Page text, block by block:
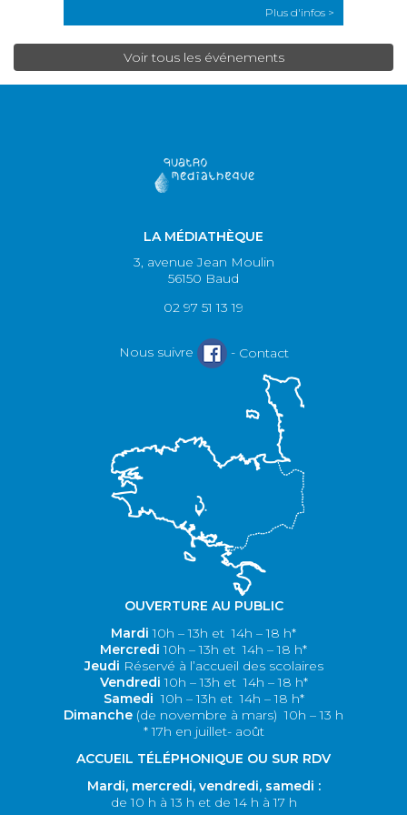
Plus d'infos >
Voir tous les événements
LA MÉDIATHÈQUE
3, avenue Jean Moulin
56150 Baud
02 97 51 13 19
Nous suivre - Contact
OUVERTURE AU PUBLIC
Mardi10h – 13h et 14h – 18 h*
Mercredi10h – 13h et 14h – 18 h*
Jeudi Réservé à l’accueil des scolaires
Vendredi 10h – 13h et 14h – 18 h*
Samedi10h – 13h et 14h – 18 h*
Dimanche (de novembre à mars) 10h – 13 h
* 17h en juillet- août
ACCUEIL TÉLÉPHONIQUE OU SUR RDV
Mardi, mercredi, vendredi, samedi :
de 10 h à 13 h et de 14 h à 17 h